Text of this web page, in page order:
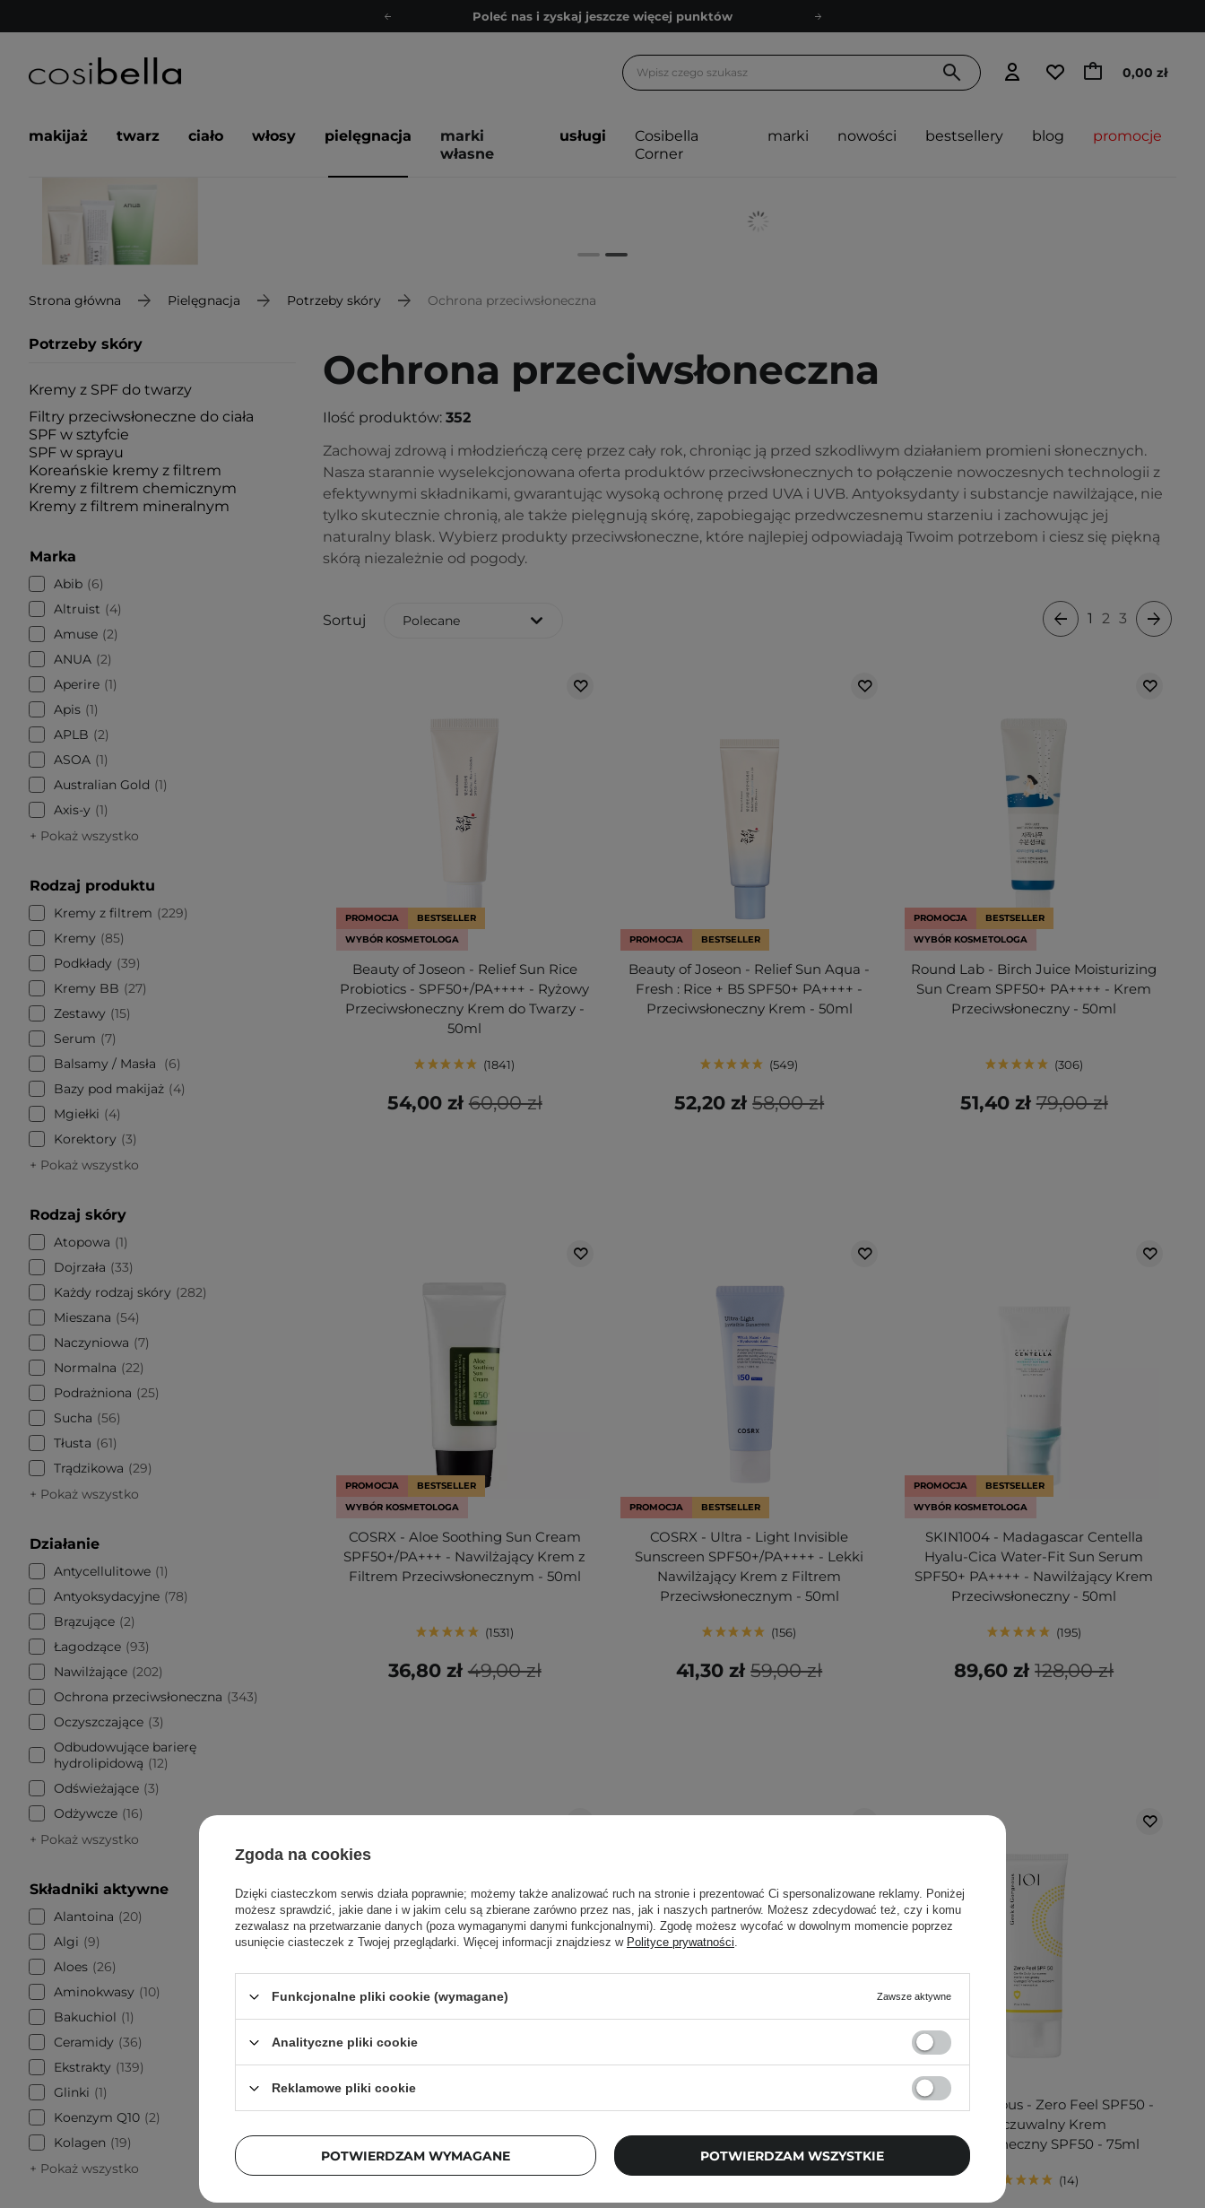
Poleć nas i zyskaj jeszcze więcej punktów
Bezpłatne konsultacje kosmetologiczne
Poleć nas i zyskaj jeszcze więcej punktów
0,00 zł
makijaż twarz ciało włosy pielęgnacja
marki
własne
usługi
Cosibella
Corner
marki nowości bestsellery blog promocje
Strona główna Pielęgnacja Potrzeby skóry Ochrona przeciwsłoneczna
Potrzeby skóry
Kremy z SPF do twarzy
Filtry przeciwsłoneczne do ciała
SPF w sztyfcie
SPF w sprayu
Koreańskie kremy z filtrem
Kremy z filtrem chemicznym
Kremy z filtrem mineralnym
Marka
Abib
6
Altruist
4
Amuse 2
ANUA 2
Aperire 1
Apis 1
APLB
2
ASOA 1
Australian Gold
1
Axis-y
1
+ Pokaż wszystko
Rodzaj produktu
Kremy z filtrem
229
Kremy
85
Podkłady
39
Kremy BB
27
Zestawy
15
Serum
7
Balsamy / Masła
6
Bazy pod makijaż
4
Mgiełki
4
Korektory
3
+ Pokaż wszystko
Rodzaj skóry
Atopowa
1
Dojrzała
33
Każdy rodzaj skóry
282
Mieszana
54
Naczyniowa
7
Normalna
22
Podrażniona
25
Sucha
56
Tłusta
61
Trądzikowa
29
+ Pokaż wszystko
Działanie
Antycellulitowe 1
Antyoksydacyjne 78
Brązujące 2
Łagodzące 93
Nawilżające 202
Ochrona przeciwsłoneczna
343
Oczyszczające 3
Odbudowujące barierę
hydrolipidową
12
Odświeżające 3
Odżywcze 16
+ Pokaż wszystko
Składniki aktywne
Alantoina
20
Algi
9
Aloes 26
Aminokwasy
10
Bakuchiol
1
Ceramidy
36
Ekstrakty
139
Glinki
1
Koenzym Q10 2
Kolagen
19
+ Pokaż wszystko
Ochrona przeciwsłoneczna
Ilość produktów: 352
Zachowaj zdrową i młodzieńczą cerę przez cały rok, chroniąc ją przed szkodliwym działaniem promieni słonecznych.
Nasza starannie wyselekcjonowana oferta produktów przeciwsłonecznych to połączenie nowoczesnych technologii z
efektywnymi składnikami, gwarantując wysoką ochronę przed UVA i UVB. Antyoksydanty i substancje nawilżające, nie
tylko skutecznie chronią, ale także pielęgnują skórę, zapobiegając przedwczesnemu starzeniu i zachowując jej
naturalny blask. Wybierz produkty przeciwsłoneczne, które najlepiej odpowiadają Twoim potrzebom i ciesz się piękną
skórą niezależnie od pogody.
Sortuj Polecane 1 2 3
PROMOCJA
BESTSELLER
WYBÓR KOSMETOLOGA
Beauty of Joseon - Relief Sun Rice
Probiotics - SPF50+/PA++++ - Ryżowy
Przeciwsłoneczny Krem do Twarzy -
50ml
1841
60,00 zł
54,00 zł
PROMOCJA BESTSELLER
Beauty of Joseon - Relief Sun Aqua -
Fresh : Rice + B5 SPF50+ PA++++ -
Przeciwsłoneczny Krem - 50ml
549
58,00 zł
52,20 zł
PROMOCJA
BESTSELLER
WYBÓR KOSMETOLOGA
Round Lab - Birch Juice Moisturizing
Sun Cream SPF50+ PA++++ - Krem
Przeciwsłoneczny - 50ml
306
79,00 zł
51,40 zł
PROMOCJA
BESTSELLER
WYBÓR KOSMETOLOGA
COSRX - Aloe Soothing Sun Cream
SPF50+/PA+++ - Nawilżający Krem z
Filtrem Przeciwsłonecznym - 50ml
1531
49,00 zł
36,80 zł
PROMOCJA BESTSELLER
COSRX - Ultra - Light Invisible
Sunscreen SPF50+/PA++++ - Lekki
Nawilżający Krem z Filtrem
Przeciwsłonecznym - 50ml
156
59,00 zł
41,30 zł
PROMOCJA
BESTSELLER
WYBÓR KOSMETOLOGA
SKIN1004 - Madagascar Centella
Hyalu-Cica Water-Fit Sun Serum
SPF50+ PA++++ - Nawilżający Krem
Przeciwsłoneczny - 50ml
195
128,00 zł
89,60 zł
206 5
Geek&Gorgeous - Zero Feel SPF50 -
Niewyczuwalny Krem
Przeciwsłoneczny SPF50 - 75ml
14
Zgoda na cookies
Dzięki ciasteczkom serwis działa poprawnie; możemy także analizować ruch na stronie i prezentować Ci spersonalizowane reklamy. Poniżej
możesz sprawdzić, jakie dane i w jakim celu są zbierane zarówno przez nas, jak i naszych partnerów. Możesz zdecydować też, czy i komu
zezwalasz na przetwarzanie danych (poza wymaganymi danymi funkcjonalnymi). Zgodę możesz wycofać w dowolnym momencie poprzez
usunięcie ciasteczek z Twojej przeglądarki. Więcej informacji znajdziesz w Polityce prywatności.
Funkcjonalne pliki cookie (wymagane) Zawsze aktywne
Analityczne pliki cookie
Reklamowe pliki cookie
POTWIERDZAM WYMAGANE POTWIERDZAM WSZYSTKIE